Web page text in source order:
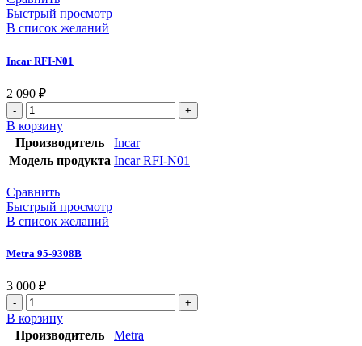
Быстрый просмотр
В список желаний
Incar RFI-N01
2 090 ₽
В корзину
Производитель
Incar
Модель продукта Incar RFI-N01
Сравнить
Быстрый просмотр
В список желаний
Metra 95-9308B
3 000 ₽
В корзину
Производитель
Metra